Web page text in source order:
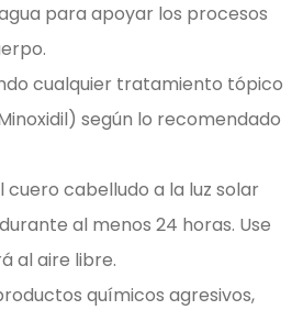
para apoyar los procesos
cualquier tratamiento tópico
según lo recomendado
cuero cabelludo a la luz solar
al menos 24 horas. Use
al aire libre.
químicos agresivos,